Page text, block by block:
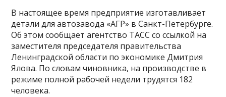
В настоящее время предприятие изготавливает
детали для автозавода «АГР» в Санкт-Петербурге.
Об этом сообщает агентство ТАСС со ссылкой на
заместителя председателя правительства
Ленинградской области по экономике Дмитрия
Ялова. По словам чиновника, на производстве в
режиме полной рабочей недели трудятся 182
человека.